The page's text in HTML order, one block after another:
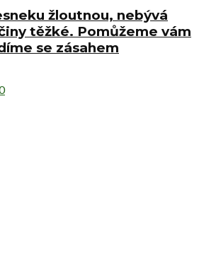
žloutnou, nebývá
těžké. Pomůžeme vám
se zásahem